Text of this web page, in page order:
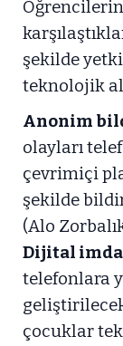
şekilde
teknolojik
Anonim
olayları
çevrimiçi
şekilde
(Alo
Dijital
telefonlara
çocuklar